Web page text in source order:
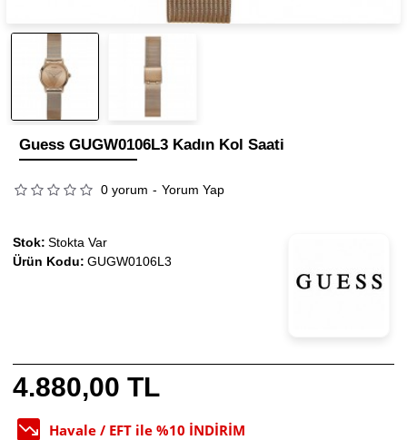
Guess GUGW0106L3 Kadın Kol Saati
0 yorum - Yorum Yap
4.880,00 TL
Havale / EFT ile %10 İNDİRİM
Stok: Stokta Var
Ürün Kodu: GUGW0106L3